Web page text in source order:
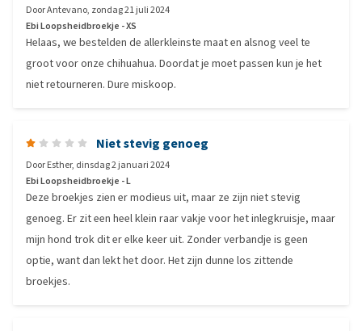
DoorAntevano, zondag 21 juli 2024
Ebi Loopsheidbroekje - XS
Helaas, we bestelden de allerkleinste maat en alsnog veel te
groot voor onze chihuahua. Doordat je moet passen kun je het
niet retourneren. Dure miskoop.
Niet stevig genoeg
DoorEsther, dinsdag 2 januari 2024
Ebi Loopsheidbroekje - L
Deze broekjes zien er modieus uit, maar ze zijn niet stevig
genoeg. Er zit een heel klein raar vakje voor het inlegkruisje, maar
mijn hond trok dit er elke keer uit. Zonder verbandje is geen
optie, want dan lekt het door. Het zijn dunne los zittende
broekjes.